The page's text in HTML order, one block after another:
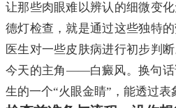
让那些肉眼难以辨认的细微变
德灯检查，就是通过这些独特
医生对一些皮肤病进行初步判
今天的主角——白癜风。换句话
生的一个“火眼金睛”，能透过表